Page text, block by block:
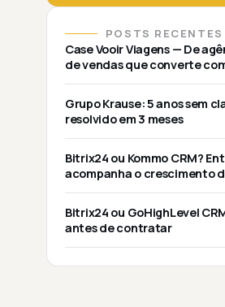
POSTS RECENTES
Case Vooir Viagens — De
de vendas que converte
Grupo Krause: 5 anos sem
resolvido em 3 meses
Bitrix24 ou Kommo CRM?
acompanha o crescimento
Bitrix24 ou GoHighLevel
antes de contratar